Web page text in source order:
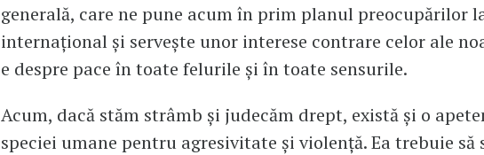
generală, care ne pune acum în prim planul preocupărilor
internațional și servește unor interese contrare celor ale
e despre pace în toate felurile și în toate sensurile.
Acum, dacă stăm strâmb și judecăm drept, există și o
speciei umane pentru agresivitate și violență. Ea trebuie să